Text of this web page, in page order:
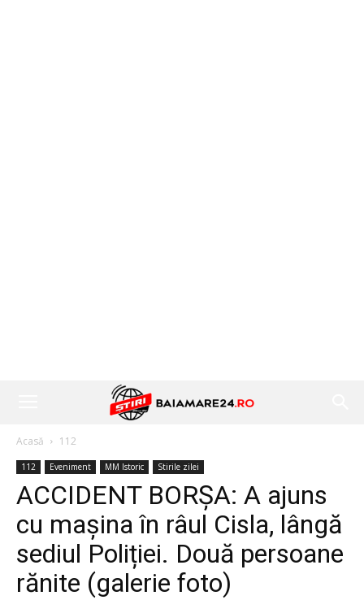
Acasă 112
112 Eveniment MM Istoric Stirile zilei
ACCIDENT BORȘA: A ajuns
cu mașina în râul Cisla, lângă
sediul Poliției. Două persoane
rănite (galerie foto)